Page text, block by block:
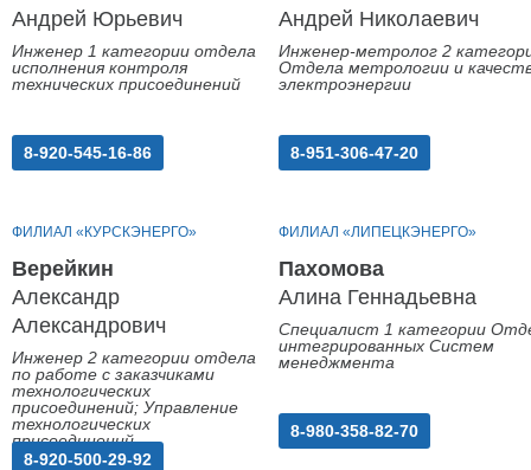
Андрей Юрьевич
Инженер 1 категории отдела
исполнения контроля
технических присоединений
8-920-545-16-86
Андрей Николаевич
Инженер-метролог 2
Отдела метрологии и
электроэнергии
8-951-306-47-20
ФИЛИАЛ «КУРСКЭНЕРГО»
Верейкин
Александр
Александрович
Инженер 2 категории отдела
по работе с заказчиками
технологических
присоединений; Управление
технологических
присоединений
8-920-500-29-92
ФИЛИАЛ «ЛИПЕЦКЭНЕРГО»
Пахомова
Алина Геннадьевна
Специалист 1 категории
интегрированных Систем
менеджмента
8-980-358-82-70